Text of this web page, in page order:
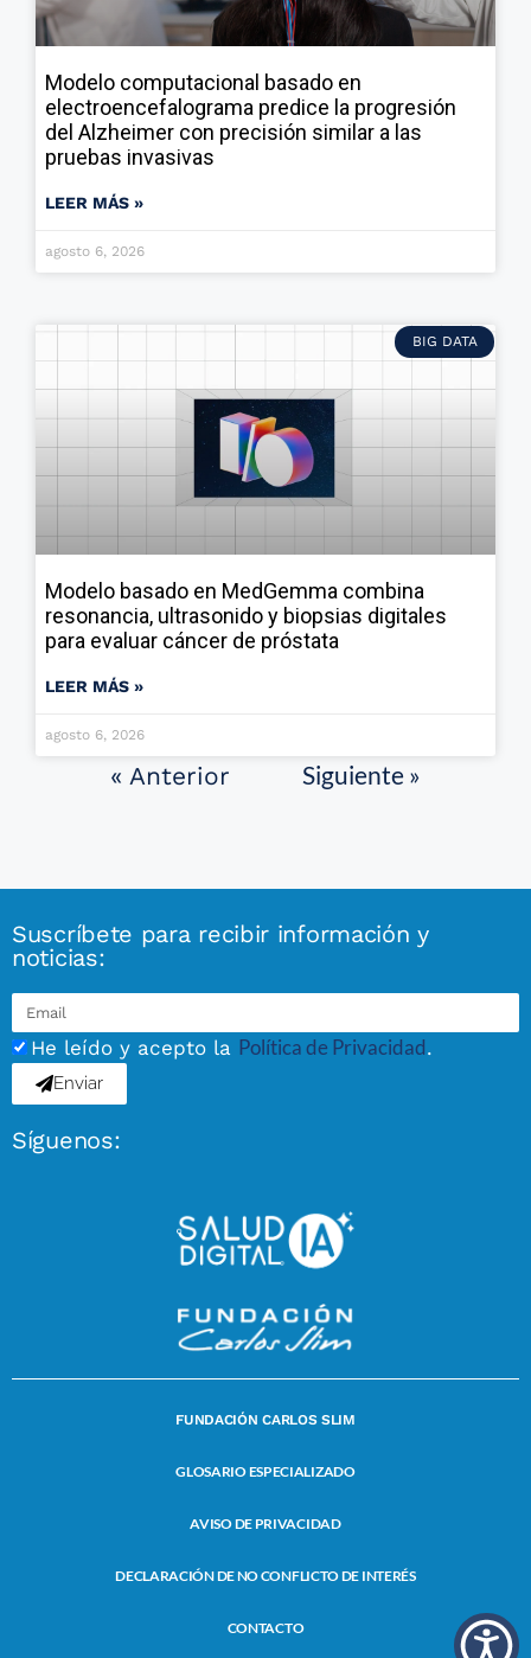
Modelo computacional basado en
electroencefalograma predice la progresión
del Alzheimer con precisión similar a las
pruebas invasivas
LEER MÁS »
agosto 6, 2026
BIG DATA
Modelo basado en MedGemma combina
resonancia, ultrasonido y biopsias digitales
para evaluar cáncer de próstata
LEER MÁS »
agosto 6, 2026
« Anterior Siguiente »
Suscríbete para recibir información y
noticias:
He leído y acepto la Política de Privacidad.
Enviar
Síguenos:
FUNDACIÓN CARLOS SLIM
GLOSARIO ESPECIALIZADO
AVISO DE PRIVACIDAD
DECLARACIÓN DE NO CONFLICTO DE INTERÉS
CONTACTO